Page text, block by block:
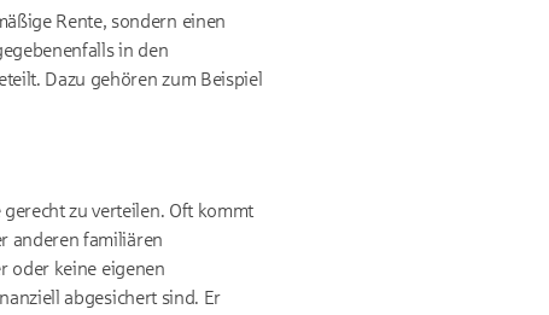
Rente, sondern einen
in den
Dazu gehören zum Beispiel
zu verteilen. Oft kommt
anderen familiären
oder keine eigenen
abgesichert sind. Er